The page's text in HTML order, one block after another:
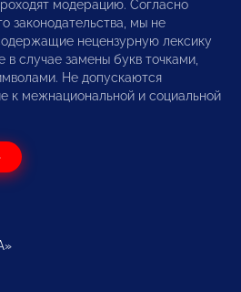
модерацию. Согласно
законодательства, мы не
нецензурную лексику
случае замены букв точками,
Не допускаются
к межнациональной и социальной